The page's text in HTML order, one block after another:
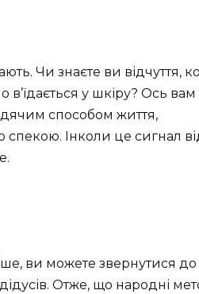
Чи знаєте ви відчуття,
в’їдається у шкіру? Ось вам
способом життя,
Інколи це сигнал
ви можете звернутися
Отже, що народні